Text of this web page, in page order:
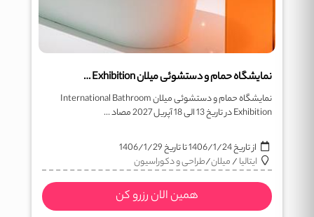
نمایشگاه حمام و دستشوئی میلان International Bathroom Exhibition
نمایشگاه حمام و دستشوئی میلان International Bathroom
Exhibition در تاریخ 13 الی 18 آپریل 2027 مصاد ...
از تاریخ1406/1/24تا تاریخ1406/1/29
ایتالیا/میلان/طراحی و دکوراسیون
همین الان رزرو کن